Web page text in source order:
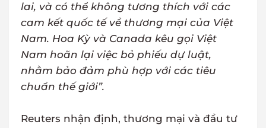
lai, và có thể không tương thích với các
cam kết quốc tế về thương mại của Việt
Nam. Hoa Kỳ và Canada kêu gọi Việt
Nam hoãn lại việc bỏ phiếu dự luật,
nhằm bảo đảm phù hợp với các tiêu
chuẩn thế giới”.
Reuters nhận định, thương mại và đầu tư